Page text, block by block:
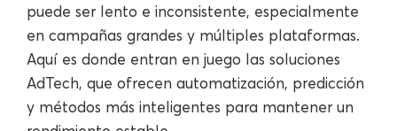
puede ser lento e inconsistente, especialmente
en campañas grandes y múltiples plataformas.
Aquí es donde entran en juego las soluciones
AdTech, que ofrecen automatización, predicción
y métodos más inteligentes para mantener un